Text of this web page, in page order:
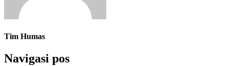
Tim Humas
Navigasi pos